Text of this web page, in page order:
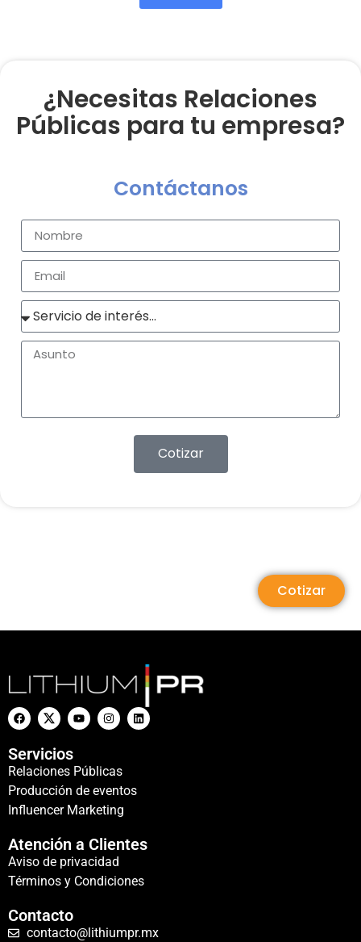
¿Necesitas Relaciones
Públicas para tu empresa?
Contáctanos
Cotizar
Cotizar
Servicios
Relaciones Públicas
Producción de eventos
Influencer Marketing
Atención a Clientes
Aviso de privacidad
Términos y Condiciones
Contacto
contacto@lithiumpr.mx